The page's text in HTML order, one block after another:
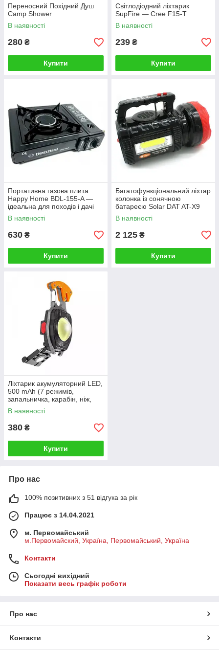
Переносний Похідний Душ
Camp Shower
В наявності
280 ₴
Купити
Світлодіодний ліхтарик
SupFire — Cree F15-T
В наявності
239 ₴
Купити
Портативна газова плита
Happy Home BDL-155-A —
ідеальна для походів і дачі
В наявності
630 ₴
Купити
Багатофункціональний ліхтар
колонка із сонячною
батареєю Solar DAT AT-X9
FM/MP3/TF/USB (AT-X9)
В наявності
2 125 ₴
Купити
Ліхтарик акумуляторний LED,
500 mAh (7 режимів,
запальничка, карабін, ніж,
магніт, викрутки, свисток)
В наявності
380 ₴
Купити
Про нас
100% позитивних з 51 відгука за рік
Працює з 14.04.2021
м. Первомайський
м.Первомайский, Україна, Первомайський, Україна
Контакти
Сьогодні вихідний
Показати весь графік роботи
Про нас
Контакти